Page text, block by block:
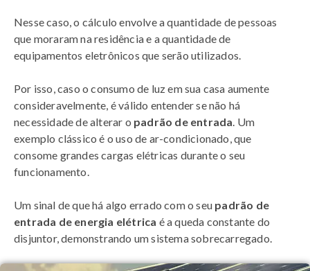
Nesse caso, o cálculo envolve a quantidade de pessoas
que moraram na residência e a quantidade de
equipamentos eletrônicos que serão utilizados.
Por isso, caso o consumo de luz em sua casa aumente
consideravelmente, é válido entender se não há
necessidade de alterar o padrão de entrada. Um
exemplo clássico é o uso de ar-condicionado, que
consome grandes cargas elétricas durante o seu
funcionamento.
Um sinal de que há algo errado com o seu padrão de
entrada de energia elétrica é a queda constante do
disjuntor, demonstrando um sistema sobrecarregado.